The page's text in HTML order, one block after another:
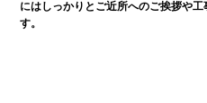
にはしっかりとご近所へのご挨拶や
す。